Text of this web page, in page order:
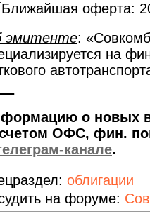
оферта:
эмитенте:
на
о новых
ОФС, фин.
канале.
облигации
на форуме: